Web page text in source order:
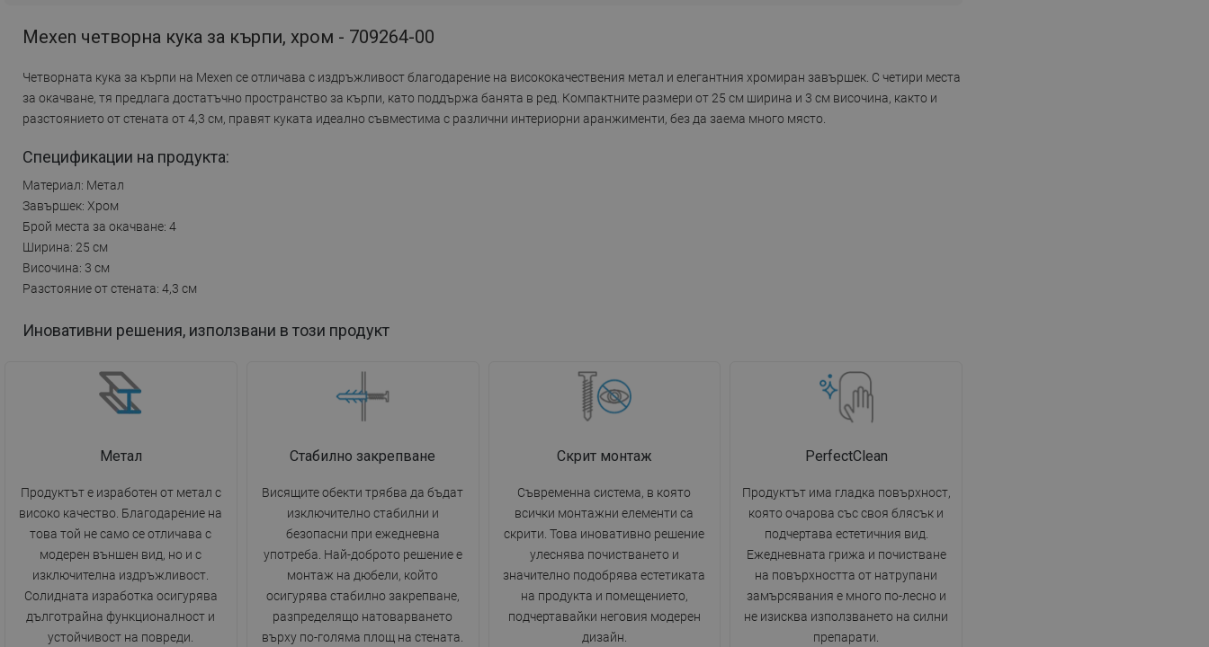
Mexen четворна кука за кърпи, хром - 709264-00
Четворната кука за кърпи на Mexen се отличава с издръжливост благодарение на висококачествения метал и елегантния хромиран завършек. С четири места
за окачване, тя предлага достатъчно пространство за кърпи, като поддържа банята в ред. Компактните размери от 25 см ширина и 3 см височина, както и
разстоянието от стената от 4,3 см, правят куката идеално съвместима с различни интериорни аранжименти, без да заема много място.
Спецификации на продукта:
Материал: Метал
Завършек: Хром
Брой места за окачване: 4
Ширина: 25 см
Височина: 3 см
Разстояние от стената: 4,3 см
Иновативни решения, използвани в този продукт
Метал
Продуктът е изработен от метал с
високо качество. Благодарение на
това той не само се отличава с
модерен външен вид, но и с
изключителна издръжливост.
Солидната изработка осигурява
дълготрайна функционалност и
устойчивост на повреди.
Стабилно закрепване
Висящите обекти трябва да бъдат
изключително стабилни и
безопасни при ежедневна
употреба. Най-доброто решение е
монтаж на дюбели, който
осигурява стабилно закрепване,
разпределящо натоварването
върху по-голяма площ на стената.
Скрит монтаж
Съвременна система, в която
всички монтажни елементи са
скрити. Това иновативно решение
улеснява почистването и
значително подобрява естетиката
на продукта и помещението,
подчертавайки неговия модерен
дизайн.
PerfectClean
Продуктът има гладка повърхност,
която очарова със своя блясък и
подчертава естетичния вид.
Ежедневната грижа и почистване
на повърхността от натрупани
замърсявания е много по-лесно и
не изисква използването на силни
препарати.